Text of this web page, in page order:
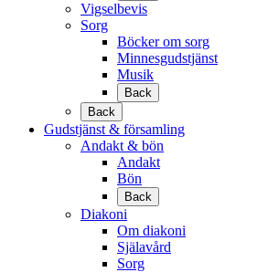
Vigselbevis
Sorg
Böcker om sorg
Minnesgudstjänst
Musik
Back
Back
Gudstjänst & församling
Andakt & bön
Andakt
Bön
Back
Diakoni
Om diakoni
Själavård
Sorg